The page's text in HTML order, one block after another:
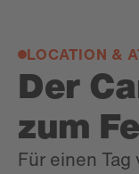
LOCATION &
Der
zum
Für einen